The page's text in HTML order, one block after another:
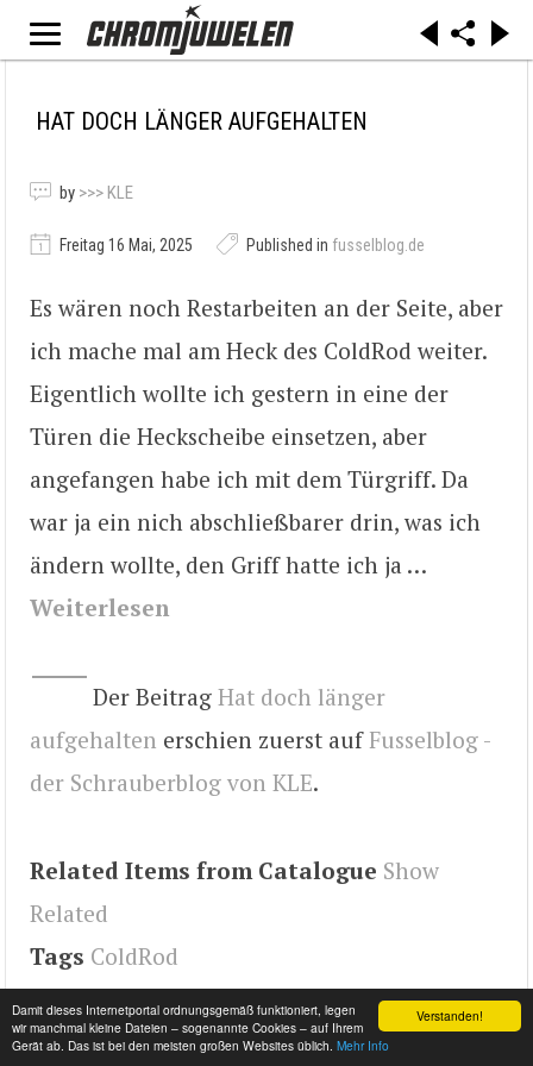
Verstanden!
Damit dieses Internetportal ordnungsgemäß funktioniert, legen
wir manchmal kleine Dateien – sogenannte Cookies – auf Ihrem
Gerät ab. Das ist bei den meisten großen Websites üblich. Mehr Info
HAT DOCH LÄNGER AUFGEHALTEN
by >>> KLE
Freitag 16 Mai, 2025 Published in fusselblog.de
Es wären noch Restarbeiten an der Seite, aber
ich mache mal am Heck des ColdRod weiter.
Eigentlich wollte ich gestern in eine der
Türen die Heckscheibe einsetzen, aber
angefangen habe ich mit dem Türgriff. Da
war ja ein nich abschließbarer drin, was ich
ändern wollte, den Griff hatte ich ja …
Weiterlesen
Der Beitrag Hat doch länger
aufgehalten erschien zuerst auf Fusselblog -
der Schrauberblog von KLE.
Related Items from Catalogue Show
Related
Tags ColdRod